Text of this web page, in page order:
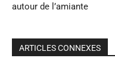
autour de l’amiante
ARTICLES CONNEXES